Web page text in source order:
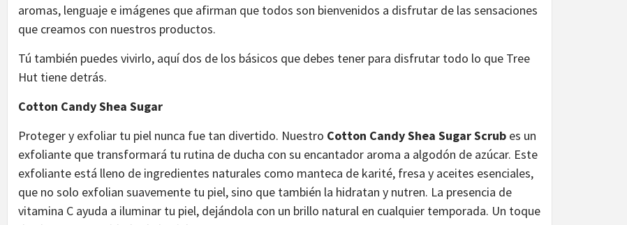
aromas, lenguaje e imágenes que afirman que todos son bienvenidos a disfrutar de las sensaciones
que creamos con nuestros productos.
Tú también puedes vivirlo, aquí dos de los básicos que debes tener para disfrutar todo lo que Tree
Hut tiene detrás.
Cotton Candy Shea Sugar
Proteger y exfoliar tu piel nunca fue tan divertido. Nuestro Cotton Candy Shea Sugar Scrub es un
exfoliante que transformará tu rutina de ducha con su encantador aroma a algodón de azúcar. Este
exfoliante está lleno de ingredientes naturales como manteca de karité, fresa y aceites esenciales,
que no solo exfolian suavemente tu piel, sino que también la hidratan y nutren. La presencia de
vitamina C ayuda a iluminar tu piel, dejándola con un brillo natural en cualquier temporada. Un toque